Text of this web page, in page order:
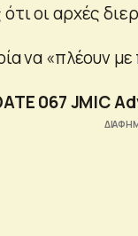
οι αρχές
να «πλέουν
067 JMIC